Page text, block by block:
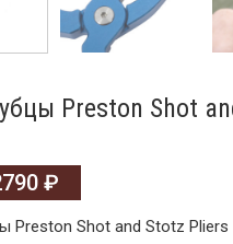
Preston Shot
₽
Preston Shot and Stotz Pliers